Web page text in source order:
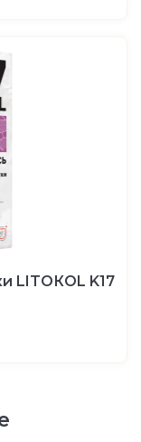
LITOКOL K17